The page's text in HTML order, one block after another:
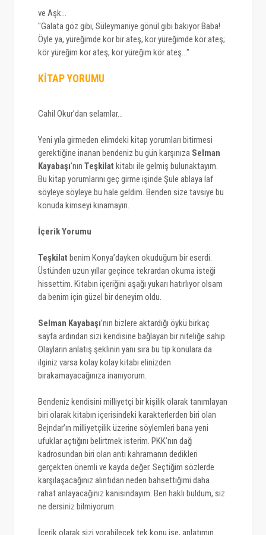
ve Aşk...
"Galata göz gibi, Süleymaniye gönül gibi bakıyor Baba!
Öyle ya, yüreğimde kor bir ateş, kor yüreğimde kör ateş;
kör yüreğim kor ateş, kor yüreğim kör ateş..."
KİTAP YORUMU
Cahil Okur’dan selamlar…
Yeni yıla girmeden elimdeki kitap yorumları bitirmesi
gerektiğine inanan bendeniz bu gün karşınıza Selman
Kayabaşı’nın Teşkilat kitabı ile gelmiş bulunaktayım.
Bu kitap yorumlarını geç girme işinde Şule ablaya laf
söyleye söyleye bu hale geldim. Benden size tavsiye bu
konuda kimseyi kınamayın.
İçerik Yorumu
Teşkilat benim Konya’dayken okuduğum bir eserdi.
Üstünden uzun yıllar geçince tekrardan okuma isteği
hissettim. Kitabın içeriğini aşağı yukarı hatırlıyor olsam
da benim için güzel bir deneyim oldu.
Selman Kayabaşı’nın bizlere aktardığı öykü birkaç
sayfa ardından sizi kendisine bağlayan bir niteliğe sahip.
Olayların anlatış şeklinin yanı sıra bu tip konulara da
ilginiz varsa kolay kolay kitabı elinizden
bırakamayacağınıza inanıyorum.
Bendeniz kendisini milliyetçi bir kişilik olarak tanımlayan
biri olarak kitabın içerisindeki karakterlerden biri olan
Bejndar’ın milliyetçilik üzerine söylemleri bana yeni
ufuklar açtığını belirtmek isterim. PKK’nın dağ
kadrosundan biri olan anti kahramanın dedikleri
gerçekten önemli ve kayda değer. Seçtiğim sözlerde
karşılaşacağınız alıntıdan neden bahsettiğimi daha
rahat anlayacağınız kanısındayım. Ben haklı buldum, siz
ne dersiniz bilmiyorum.
İçerik olarak sizi yorabilecek tek konu ise, anlatımın